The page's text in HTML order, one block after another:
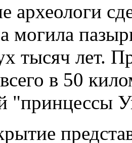
археологи
могила
тысяч лет.
в 50
"принцессы